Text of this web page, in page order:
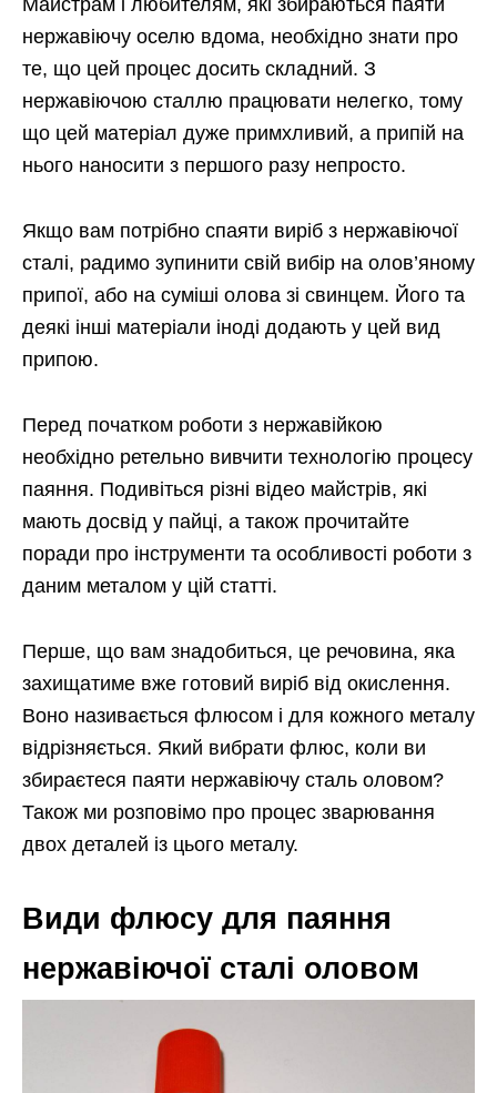
Майстрам і любителям, які збираються паяти
нержавіючу оселю вдома, необхідно знати про
те, що цей процес досить складний. З
нержавіючою сталлю працювати нелегко, тому
що цей матеріал дуже примхливий, а припій на
нього наносити з першого разу непросто.
Якщо вам потрібно спаяти виріб з нержавіючої
сталі, радимо зупинити свій вибір на олов’яному
припої, або на суміші олова зі свинцем. Його та
деякі інші матеріали іноді додають у цей вид
припою.
Перед початком роботи з нержавійкою
необхідно ретельно вивчити технологію процесу
паяння. Подивіться різні відео майстрів, які
мають досвід у пайці, а також прочитайте
поради про інструменти та особливості роботи з
даним металом у цій статті.
Перше, що вам знадобиться, це речовина, яка
захищатиме вже готовий виріб від окислення.
Воно називається флюсом і для кожного металу
відрізняється. Який вибрати флюс, коли ви
збираєтеся паяти нержавіючу сталь оловом?
Також ми розповімо про процес зварювання
двох деталей із цього металу.
Види флюсу для паяння
нержавіючої сталі оловом